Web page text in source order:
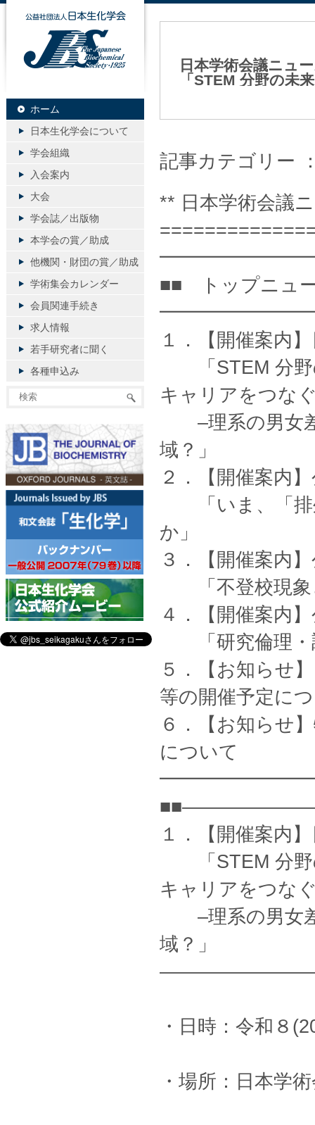
日本学術会議ニュ
「STEM 分野の未
記事カテゴリー
** 日本学術会議
■■ トップニュ
１．【開催案内
「STEM 分野
キャリアをつな
–理系の男女差
域？」
２．【開催案内
「いま、「排
か」
３．【開催案内
「不登校現象
４．【開催案内
「研究倫理・
５．【お知らせ
等の開催予定に
６．【お知らせ
について
１．【開催案内
「STEM 分野
キャリアをつな
–理系の男女差
域？」
・日時：令和８
・場所：日本学
公益社団法人日本生化学会
ホーム
日本生化学会について
学会組織
入会案内
大会
学会誌／出版物
本学会の賞／助成
他機関・財団の賞／助成
学術集会カレンダー
会員関連手続き
求人情報
若手研究者に聞く
各種申込み